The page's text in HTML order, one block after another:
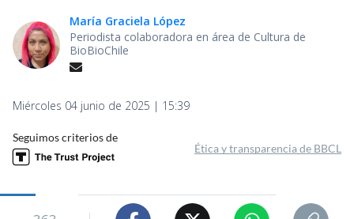
María Graciela López
Periodista colaboradora en área de Cultura de
BioBioChile
Miércoles 04 junio de 2025 | 15:39
Seguimos criterios de
Ética y transparencia de BBCL